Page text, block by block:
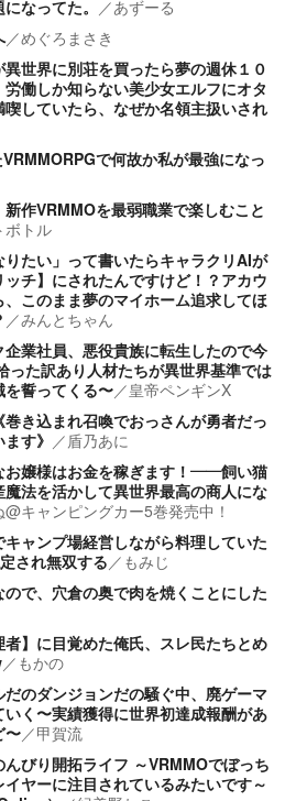
なってた。 ／あずーる
／めぐろまさき
異世界に別荘を買ったら夢の週休１０
働しか知らない美少女エルフにオタ
していたら、なぜか名領主扱いされ
で何故か私が最強になっ
作VRMMOを最弱職業で楽しむこと
ボトル
たい」って書いたらキャラクリAIが
チ】にされたんですけど！？アカウ
このまま夢のマイホーム追求してほ
／みんとちゃん
業社員、悪役貴族に転生したので今
った訳あり人材たちが異世界基準では
誓ってくる〜／皇帝ペンギンX
き込まれ召喚でおっさんが勇者だっ
す》 ／盾乃あに
お嬢様はお金を稼ぎます！――飼い猫
法を活かして異世界最高の商人にな
キャンピングカー5巻発売中！
ャンプ場経営しながら料理していた
され無双する／ もみじ
で、穴倉の奥で肉を焼くことにした
者】に目覚めた俺氏、スレ民たちとめ
／ もかの
だのダンジョンだの騒ぐ中、廃ゲーマ
く〜実績獲得に世界初達成報酬があ
〜／甲賀流
びり開拓ライフ ～VRMMOでぼっち
ヤーに注目されているみたいです～